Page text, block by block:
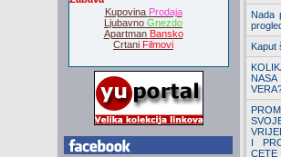
Kupovina Prodaja
Ljubavno Gnezdo
Apartman Bansko
Crtani Filmovi
Nada
Kaput
NASA
I